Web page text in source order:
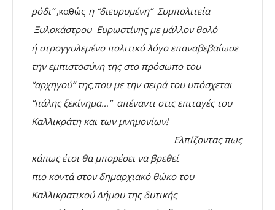
ρόδι”,καθώς η “διευρυμένη” Συμπολιτεία
Ξυλοκάστρου Ευρωστίνης με μάλλον θολό
ή στρογγυλεμένο πολιτικό λόγο επαναβεβαίωσε
την εμπιστοσύνη της στο πρόσωπο του
“αρχηγού” της,που με την σειρά του υπόσχεται
“πάλης ξεκίνημα…” απέναντι στις επιταγές του
Καλλικράτη και των μνημονίων!
Ελπίζοντας πως
κάπως έτσι θα μπορέσει να βρεθεί
πιο κοντά στον δημαρχιακό θώκο του
Καλλικρατικού Δήμου της δυτικής